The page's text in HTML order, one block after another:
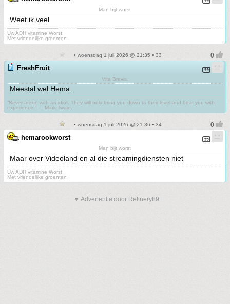
Man bijt worst
Weet ik veel
Uw ADH vitamine Worst
Met vriendelijke groenten
• woensdag 1 juli 2026 @ 21:35 • 33
FreshFruit
Vita Brevis.
Meestal wel Hema.
“Never argue with an idiot. They will only bring you down to their level and beat you with
experience.” ― Mark Twain.
• woensdag 1 juli 2026 @ 21:36 • 34
hemarookworst
Man bijt worst
Maar over Videoland en al die streamingdiensten niet
Uw ADH vitamine Worst
Met vriendelijke groenten
▼ Advertentie door Refinery89